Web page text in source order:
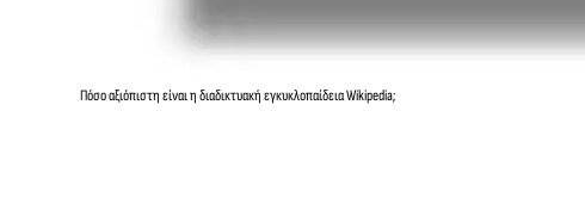
Πόσο αξιόπιστη είναι η διαδικτυακή εγκυκλοπαίδεια Wikipedia;